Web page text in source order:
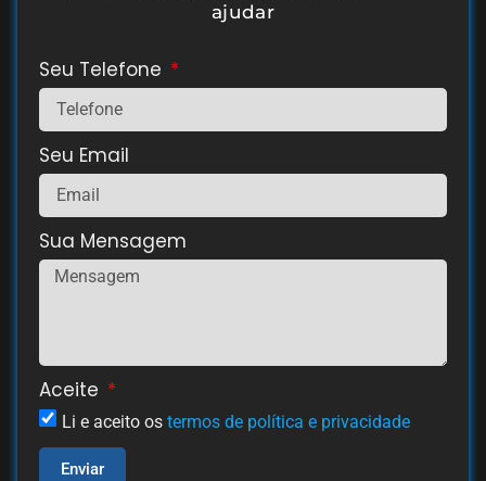
ajudar
Seu Telefone
Seu Email
Sua Mensagem
Aceite
Li e aceito os termos de política e privacidade
Enviar